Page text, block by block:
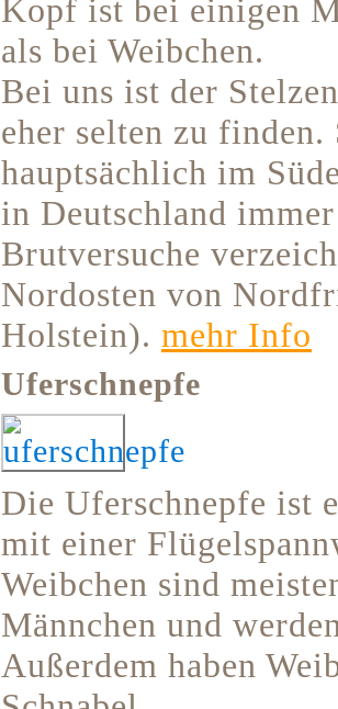
Kopf ist bei einigen
als bei Weibchen.
Bei uns ist der
eher selten zu
hauptsächlich im
in Deutschland
Brutversuche
Nordosten von
Holstein). mehr Info
Uferschnepfe
Die Uferschnepfe ist
mit einer
Weibchen sind
Männchen und
Außerdem haben